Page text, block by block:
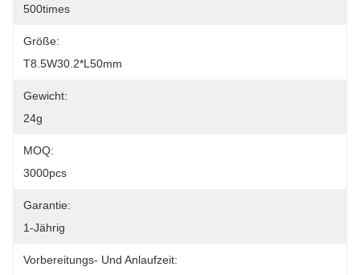
500times
Größe:
T8.5W30.2*L50mm
Gewicht:
24g
MOQ:
3000pcs
Garantie:
1-Jährig
Vorbereitungs- Und Anlaufzeit: